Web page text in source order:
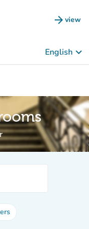
arrow_forward view
(new
English keyboard_arrow_down